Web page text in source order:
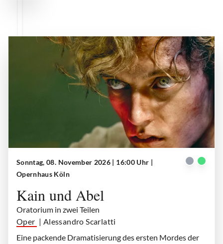
Sonntag, 08. November 2026 | 16:00 Uhr |
Opernhaus Köln
Kain und Abel
Oratorium in zwei Teilen
Oper | Alessandro Scarlatti
Eine packende Dramatisierung des ersten Mordes der